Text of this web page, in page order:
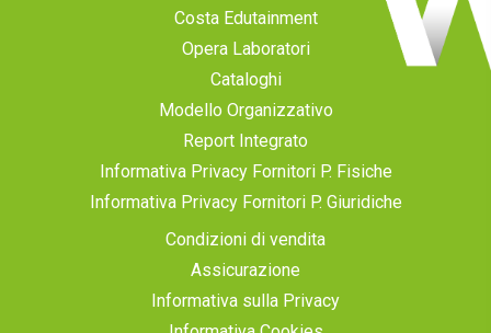
Costa Edutainment
Opera Laboratori
Cataloghi
Modello Organizzativo
Report Integrato
Informativa Privacy Fornitori P. Fisiche
Informativa Privacy Fornitori P. Giuridiche
Condizioni di vendita
Assicurazione
Informativa sulla Privacy